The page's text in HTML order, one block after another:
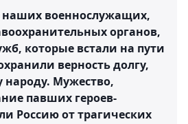
наших военнослужащих,
органов,
которые встали на пути
верность долгу,
народу. Мужество,
павших героев-
Россию от трагических